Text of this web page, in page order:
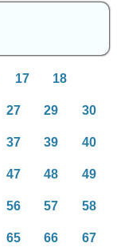
17 18
27 29 30
37 39 40
47 48 49
56 57 58
65 66 67